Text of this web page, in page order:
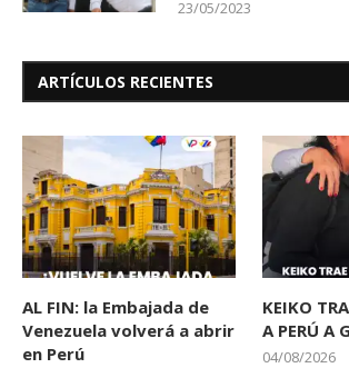
23/05/2023
ARTÍCULOS RECIENTES
AL FIN: la Embajada de
Venezuela volverá a abrir
en Perú
KEIKO
A PERÚ A
04/08/2026